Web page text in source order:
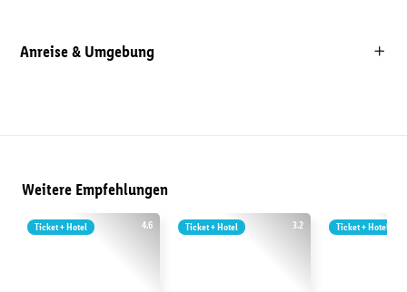
Anreise & Umgebung
Weitere Empfehlungen
4.6
Ticket + Hotel 3.2
Ticket + Hotel Ticket + Hotel